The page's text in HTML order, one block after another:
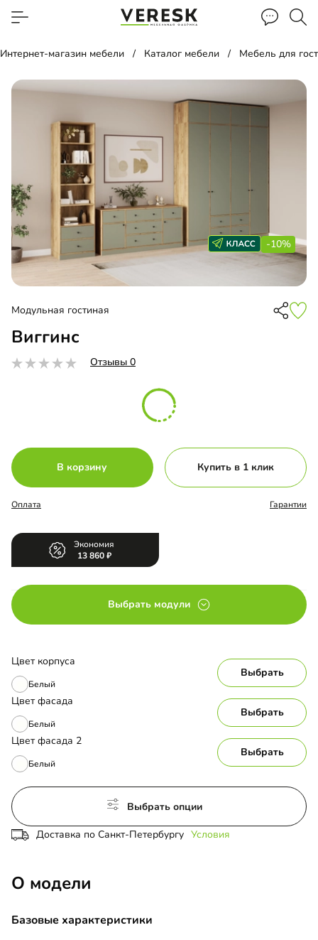
Интернет-магазин мебели Каталог мебели Мебель для
-10%
Модульная гостиная
Виггинс
Отзывы 0
В корзину Купить в 1 клик
Оплата Гарантии
Экономия
13 860
Выбрать модули
Цвет корпуса
Белый
Выбрать
Цвет фасада
Белый
Выбрать
Цвет фасада 2
Белый
Выбрать
Выбрать опции
Доставка по Санкт-Петербургу Условия
О модели
Базовые характеристики